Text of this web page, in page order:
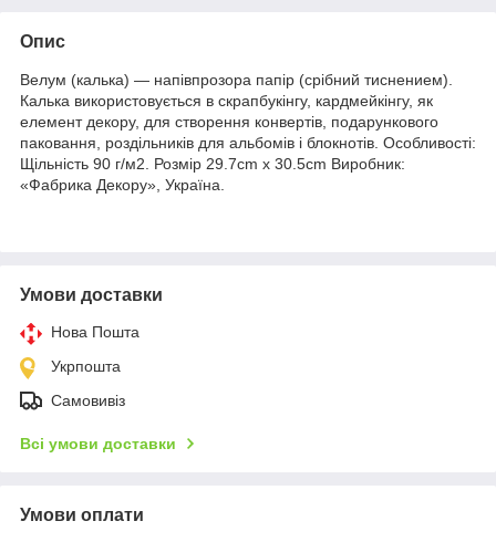
Опис
Велум (калька) — напівпрозора папір (срібний тиснением).
Калька використовується в скрапбукінгу, кардмейкінгу, як
елемент декору, для створення конвертів, подарункового
паковання, роздільників для альбомів і блокнотів. Особливості:
Щільність 90 г/м2. Розмір 29.7cm x 30.5cm Виробник:
«Фабрика Декору», Україна.
Умови доставки
Нова Пошта
Укрпошта
Самовивіз
Всі умови доставки
Умови оплати